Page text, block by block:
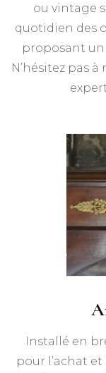
ou vintage
quotidien des
proposant un
N’hésitez pas
Installé en
pour l’achat